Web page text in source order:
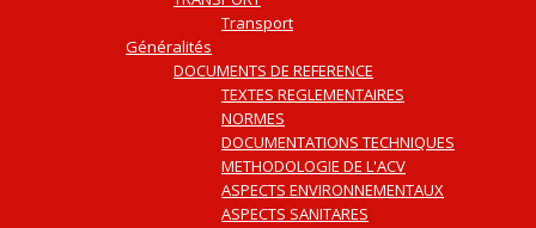
Transport
Généralités
DOCUMENTS DE REFERENCE
TEXTES REGLEMENTAIRES
NORMES
DOCUMENTATIONS TECHNIQUES
METHODOLOGIE DE L'ACV
ASPECTS ENVIRONNEMENTAUX
ASPECTS SANITARES